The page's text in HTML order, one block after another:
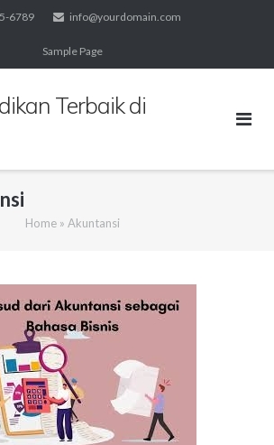
6789 info@yourdomain.com
Sample Page
Terbaik di
Home» Akuntansi